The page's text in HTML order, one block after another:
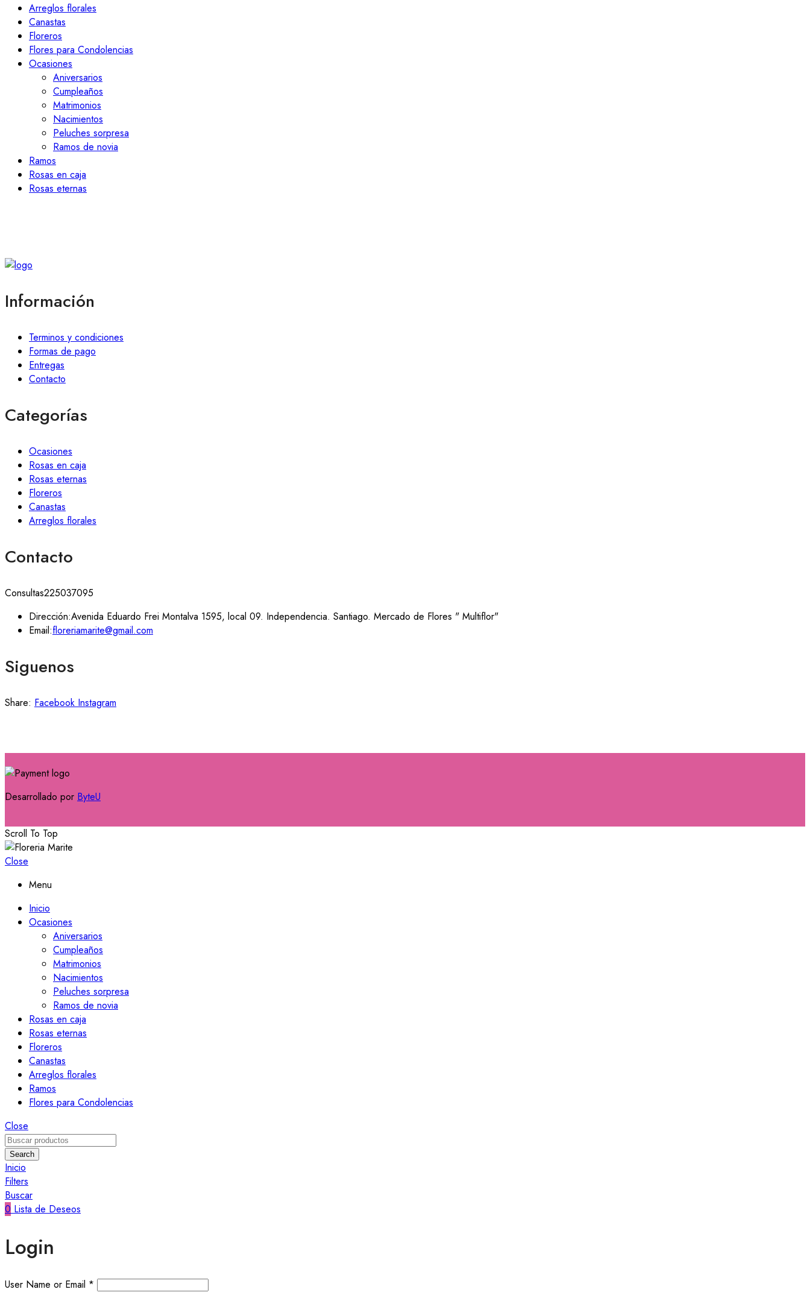
Arreglos florales
Canastas
Floreros
Flores para Condolencias
Ocasiones
Aniversarios
Cumpleaños
Matrimonios
Nacimientos
Peluches sorpresa
Ramos de novia
Ramos
Rosas en caja
Rosas eternas
Información
Terminos y condiciones
Formas de pago
Entregas
Contacto
Categorías
Ocasiones
Rosas en caja
Rosas eternas
Floreros
Canastas
Arreglos florales
Contacto
Consultas225037095
Dirección:Avenida Eduardo Frei Montalva 1595, local 09. Independencia. Santiago. Mercado de Flores " Multiflor"
Email:floreriamarite@gmail.com
Siguenos
Share: Facebook Instagram
Desarrollado por ByteU
Scroll To Top
Close
Menu
Inicio
Ocasiones
Aniversarios
Cumpleaños
Matrimonios
Nacimientos
Peluches sorpresa
Ramos de novia
Rosas en caja
Rosas eternas
Floreros
Canastas
Arreglos florales
Ramos
Flores para Condolencias
Close
Search
Inicio
Filters
Buscar
0 Lista de Deseos
Login
User Name or Email *